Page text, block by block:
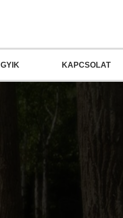
GYIK KAPCSOLAT